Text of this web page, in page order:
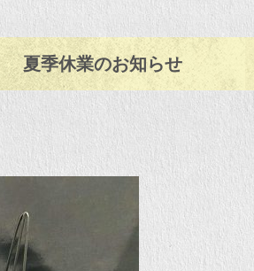
夏季休業のお知らせ